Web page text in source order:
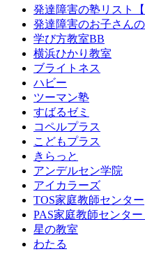
発達障害の塾リスト
発達障害のお子さん
学び方教室BB
横浜ひかり教室
ブライトネス
ハビー
ツーマン塾
すばるゼミ
コペルプラス
こどもプラス
きらっと
アンデルセン学院
アイカラーズ
TOS家庭教師センター
PAS家庭教師センタ
星の教室
わたる